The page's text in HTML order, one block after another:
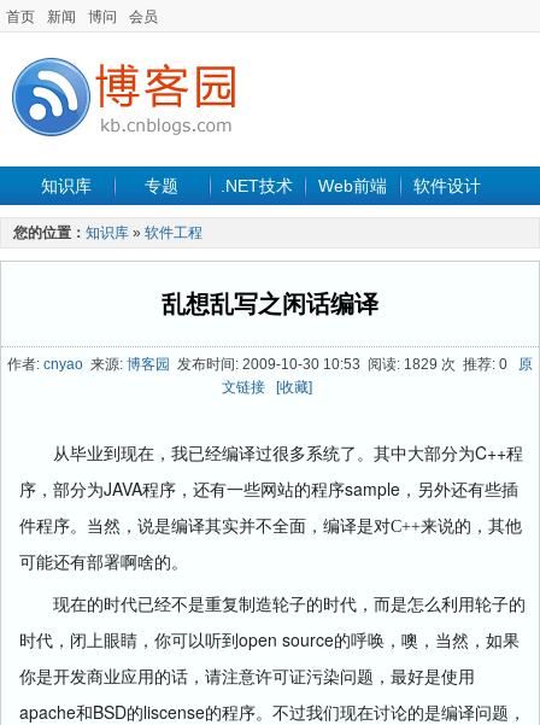
首页 新闻 博问 会员
知识库 专题 .NET技术 Web前端 软件设计
手机开发 软件工程
最新文章
您的位置： 知识库 » 软件工程
乱想乱写之闲话编译
作者: cnyao 来源: 博客园 发布时间: 2009-10-30 10:53 阅读: 1829 次 推荐: 0 原
文链接
[收藏]
从毕业到现在，我已经编译过很多系统了。其中大部分为C++程
序，部分为JAVA程序，还有一些网站的程序sample ，另外还有些插
件程序。当然，说是编译其实并不全面，编译是对C++来说的，其他
可能还有部署啊啥的。
现在的时代已经不是重复制造轮子的时代，而是怎么利用轮子的
时代，闭上眼睛，你可以听到 open source的呼唤，噢，当然，如果
你是开发商业应用的话，请注意许可证污染问题，最好是使用
apache和 BSD的liscense的程序。不过我们现在讨论的是编译问题，